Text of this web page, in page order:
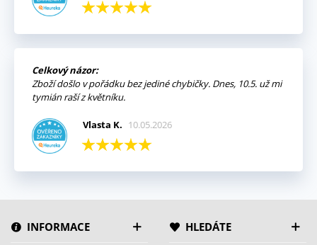
Celkový názor:
Zboží došlo v pořádku bez jediné chybičky. Dnes, 10.5. už mi
tymián raší z květníku.
Vlasta K. 10.05.2026
INFORMACE HLEDÁTE